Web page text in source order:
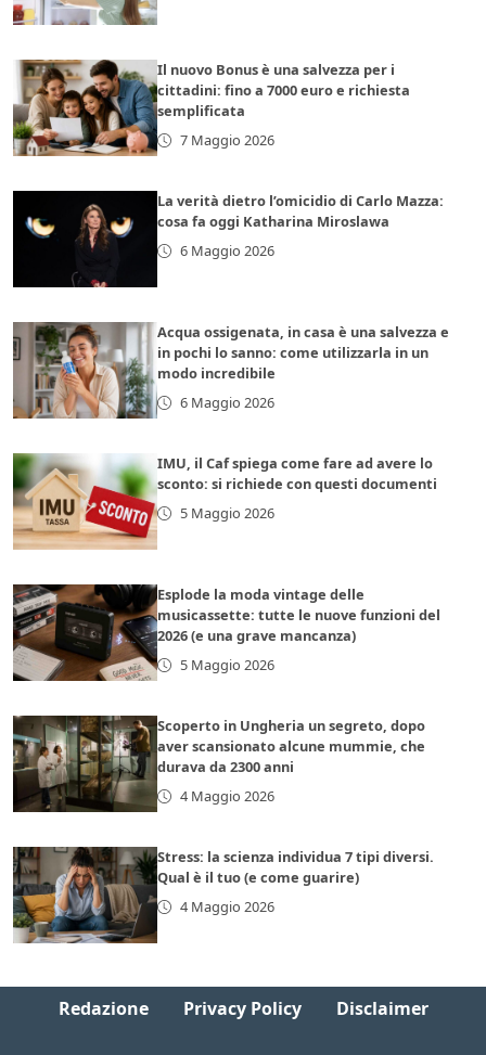
Il nuovo Bonus è una salvezza per i
cittadini: fino a 7000 euro e richiesta
semplificata
7 Maggio 2026
La verità dietro l’omicidio di Carlo Mazza:
cosa fa oggi Katharina Miroslawa
6 Maggio 2026
Acqua ossigenata, in casa è una salvezza e
in pochi lo sanno: come utilizzarla in un
modo incredibile
6 Maggio 2026
IMU, il Caf spiega come fare ad avere lo
sconto: si richiede con questi documenti
5 Maggio 2026
Esplode la moda vintage delle
musicassette: tutte le nuove funzioni del
2026 (e una grave mancanza)
5 Maggio 2026
Scoperto in Ungheria un segreto, dopo
aver scansionato alcune mummie, che
durava da 2300 anni
4 Maggio 2026
Stress: la scienza individua 7 tipi diversi.
Qual è il tuo (e come guarire)
4 Maggio 2026
Redazione Privacy Policy Disclaimer